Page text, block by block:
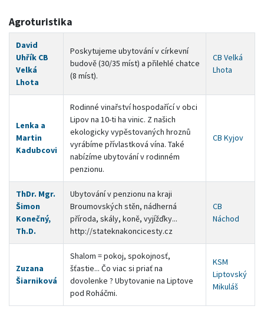
Agroturistika
David
Uhřík CB
Velká
Lhota
Poskytujeme ubytování v církevní
budově (30/35 míst) a přilehlé chatce
(8 míst).
CB Velká
Lhota
Lenka a
Martin
Kadubcovi
Rodinné vinařství hospodařící v obci
Lipov na 10-ti ha vinic. Z našich
ekologicky vypěstovaných hroznů
vyrábíme přívlastková vína. Také
nabízíme ubytování v rodinném
penzionu.
CB Kyjov
ThDr. Mgr.
Šimon
Konečný,
Th.D.
Ubytování v penzionu na kraji
Broumovských stěn, nádherná
příroda, skály, koně, vyjížďky...
http://stateknakoncicesty.cz
CB
Náchod
Zuzana
Šiarniková
Shalom = pokoj, spokojnosť,
šťastie... Čo viac si priať na
dovolenke ? Ubytovanie na Liptove
pod Roháčmi.
KSM
Liptovský
Mikuláš